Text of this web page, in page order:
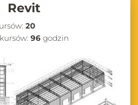
Revit
20
96 godzin